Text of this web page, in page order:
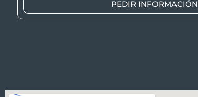
PEDIR INFORMACIÓN